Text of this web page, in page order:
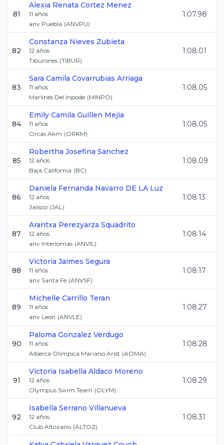
81
Alexia Renata Cortez Menez
11 años
anv Puebla (ANVPU)
1:07.98
82
Constanza Nieves Zubieta
12 años
Tiburones (TIBUR)
1:08.01
83
Sara Camila Covarrubias Arriaga
11 años
Marlines Del Inpode (MINPO)
1:08.05
84
Emily Camila Guillen Mejia
11 años
Orcas Akm (ORKM)
1:08.05
85
Robertha Josefina Sanchez
12 años
Baja California (BC)
1:08.09
86
Daniela Fernanda Navarro DE LA Luz
12 años
Jalisco (JAL)
1:08.13
87
Arantxa Perezyarza Squadrito
12 años
anv Interlomas (ANVIL)
1:08.14
88
Victoria Jaimes Segura
11 años
anv Santa Fe (ANVSF)
1:08.17
89
Michelle Carrillo Teran
11 años
anv Leon (ANVLE)
1:08.27
90
Paloma Gonzalez Verdugo
11 años
Alberca Olimpica Mariano Arist (AOMA)
1:08.28
91
Victoria Isabella Aldaco Moreno
12 años
Olympus Swim Team (OLYM)
1:08.29
92
Isabella Serrano Villanueva
12 años
Club Altozano (ALTOZ)
1:08.31